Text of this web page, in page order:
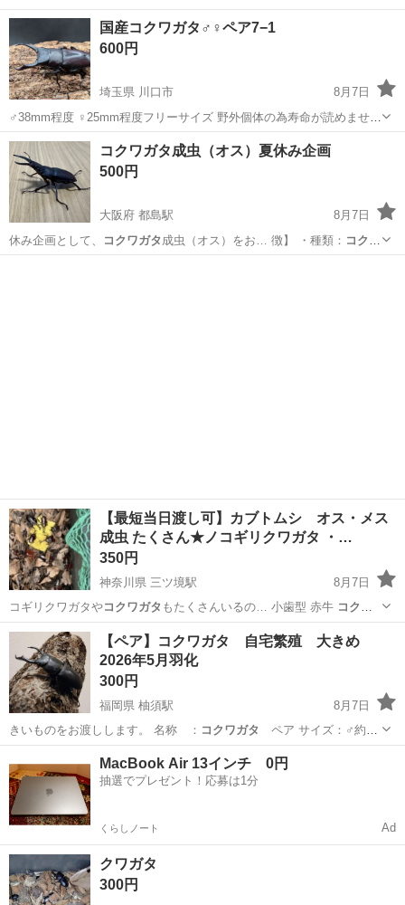
国産コクワガタ♂♀ペア7−1
600円
埼玉県 川口市
8月7日
♂38mm程度 ♀25mm程度フリーサイズ 野外個体の為寿命が読めません
が、現在元気に活動しています。 手渡しでの取引で探しています。 自
宅まで取りに来られる方。（川口市安行原） 20〜25...
埼玉 川口市 その他 コクワガタ
コクワガタ成虫（オス）夏休み企画
500円
大阪府 都島駅
8月7日
休み企画として、
コクワガタ 成虫（オス）をお… 徴】 ・種類： コクワ
ガタ（オス） ・羽…
【最短当日渡し可】カブトムシ オス・メス
成虫 たくさん★ノコギリクワガタ ・…
350円
神奈川県 三ツ境駅
8月7日
コギリクワガタやコクワガタ もたくさんいるの… 小歯型 赤牛 コクワ
ガタ昆虫 夏 夏休…
神奈川 横浜市 三ツ境駅 その他 カブトムシ
【ペア】コクワガタ 自宅繁殖 大きめ
2026年5月羽化
300円
福岡県 柚須駅
8月7日
きいものをお渡しします。 名称 ： コクワガタ
ペア サイズ：♂約
43、42、4…福岡市 柚須駅 その他 コクワガタ
MacBook Air 13インチ 0円
抽選でプレゼント！応募は1分
くらしノート Ad
クワガタ
300円